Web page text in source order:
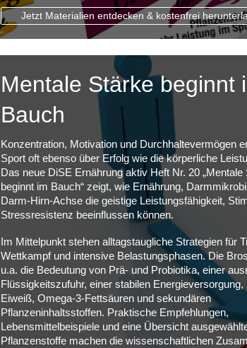
Jetzt Materialien entdecken & kostenfrei
Mentale Stärke beginnt
Bauch
Konzentration, Motivation und Durchhaltevermögen
Sport oft ebenso über Erfolg wie die körperliche
Das neue DiSE Ernährung aktiv Heft Nr. 20 „Mentale
beginnt im Bauch“ zeigt, wie Ernährung,
Darm-Hirn-Achse die geistige Leistungsfähigkeit,
Stressresistenz beeinflussen können.
Im Mittelpunkt stehen alltagstaugliche Strategien für
Wettkampf und intensive Belastungsphasen. Die
u.a. die Bedeutung von Prä- und Probiotika, einer
Flüssigkeitszufuhr, einer stabilen Energieversorgung,
Eiweiß, Omega-3-Fettsäuren und sekundären
Pflanzeninhaltsstoffen. Praktische Empfehlungen,
Lebensmittelbeispiele und eine Übersicht
Pflanzenstoffe machen die wissenschaftlichen